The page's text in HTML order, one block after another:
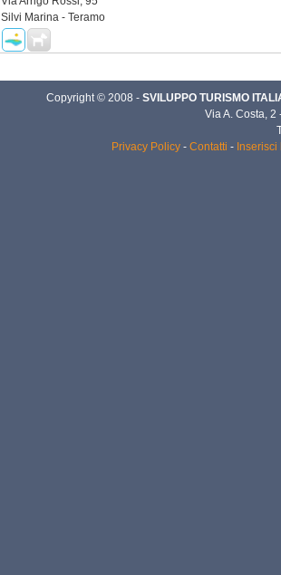
Silvi Marina - Teramo
Copyright © 2008 - SVILUPPO TURISMO
Via A. Costa,
Privacy Policy - Contatti -